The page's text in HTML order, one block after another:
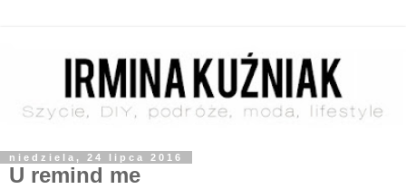
niedziela, 24 lipca 2016
U remind me